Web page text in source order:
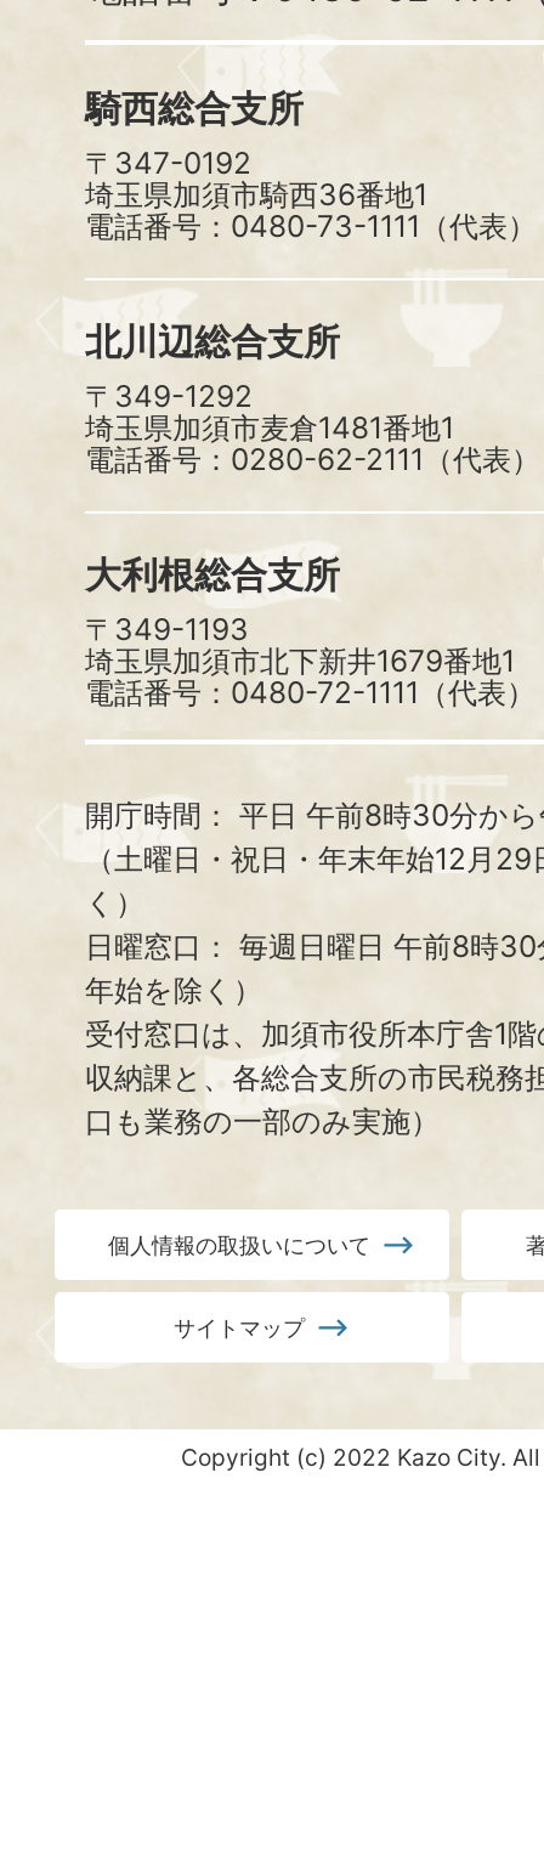
騎西総合支所
〒347-0192
埼玉県加須市騎西36番地1
電話番号：0480-73-1111（代表）
北川辺総合支所
〒349-1292
埼玉県加須市麦倉1481番地1
電話番号：0280-62-2111（代表）
大利根総合支所
〒349-1193
埼玉県加須市北下新井1679番地1
電話番号：0480-72-1111（代表）
開庁時間： 平日 午前8時30分か
（土曜日・祝日・年末年始12月
く）
日曜窓口： 毎週日曜日 午前8時
年始を除く）
受付窓口は、加須市役所本庁舎1
収納課と、 各総合支所の市民税務
口も業務の一部のみ実施）
個人情報の取扱いについて
サイトマップ
Copyright (c) 2022 Kazo City.